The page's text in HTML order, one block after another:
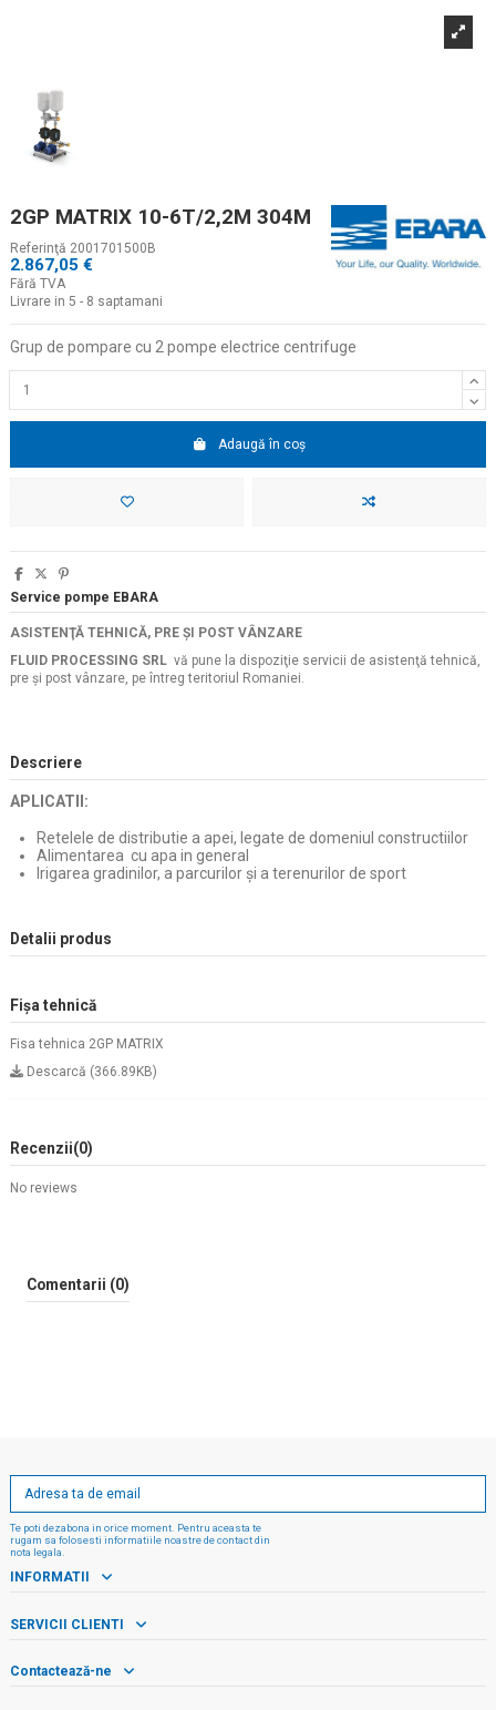
2GP MATRIX 10-6T/2,2M 304M
Referinţă 2001701500B
2.867,05 €
Fără TVA
Livrare in 5 - 8 saptamani
Grup de pompare cu 2 pompe electrice centrifuge
Adaugă în coș
Service pompe EBARA
ASISTENŢĂ TEHNICĂ, PRE ŞI POST VÂNZARE
FLUID PROCESSING SRL vă pune la dispoziţie servicii de asistenţă tehnică,
pre şi post vânzare, pe întreg teritoriul Romaniei.
Descriere
APLICATII:
Retelele de distributie a apei, legate de domeniul constructiilor
Alimentarea cu apa in general
Irigarea gradinilor, a parcurilor și a terenurilor de sport
Detalii produs
Fișa tehnică
Fisa tehnica 2GP MATRIX
Descarcă (366.89KB)
Recenzii(0)
No reviews
Comentarii (0)
Te poti dezabona in orice moment. Pentru aceasta te
rugam sa folosesti informatiile noastre de contact din
nota legala.
INFORMATII
SERVICII CLIENTI
Contactează-ne